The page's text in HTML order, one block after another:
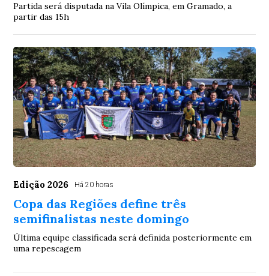
Partida será disputada na Vila Olímpica, em Gramado, a
partir das 15h
Edição 2026 Há 20 horas
Copa das Regiões define três
semifinalistas neste domingo
Última equipe classificada será definida posteriormente em
uma repescagem